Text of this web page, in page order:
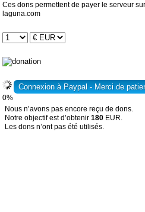
Ces dons permettent de payer le serveur
laguna.com
0%
Nous n’avons pas encore reçu de dons.
Notre objectif est d’obtenir 180 EUR.
Les dons n’ont pas été utilisés.